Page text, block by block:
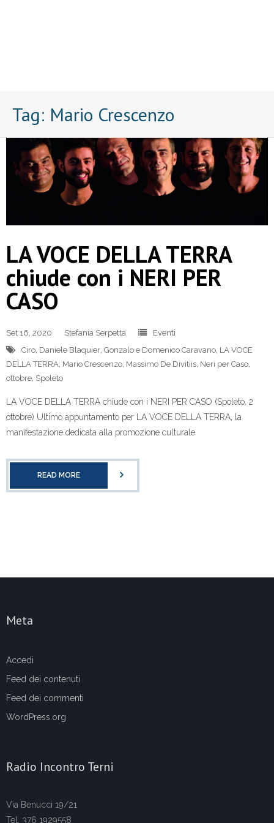
Tag: Mario Crescenzo
LA VOCE DELLA TERRA
chiude con i NERI PER
CASO
Set 16, 2020 Stefania Serpetta
Eventi
Ciro Daniele Blaquier Gonzalo e Domenico Caravano LA VOCE
DELLA TERRA Mario Crescenzo Massimo De Divitiis Neri per Caso
ottobre Spoleto
LA VOCE DELLA TERRA chiude con i NERI PER CASO (Spoleto, 2
ottobre) Ultimo appuntamento per LA VOCE DELLA TERRA, la
manifestazione dedicata alla promozione culturale
READ MORE
Meta
Accedi
Feed dei contenuti
Feed dei commenti
WordPress.org
Radio Incontro Terni
Via Benucci 19/21
Tel. 376 1929558